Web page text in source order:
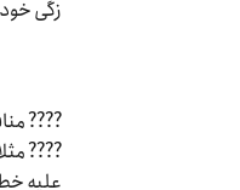
زگی
????
????
علیه